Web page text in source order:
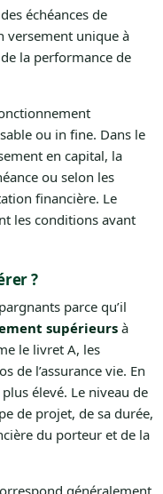
échéances de
versement unique à
la performance de
ou in fine. Dans le
en capital, la
ou selon les
financière. Le
les conditions avant
?
parce qu’il
supérieursà
le livret A, les
de l’assurance vie. En
élevé. Le niveau de
de projet, de sa durée,
du porteur et de la